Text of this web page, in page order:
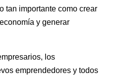
tan importante como crear
y generar
los
emprendedores y todos